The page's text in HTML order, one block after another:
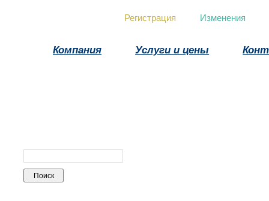
Регистрация Изменения
Компания Услуги и цены